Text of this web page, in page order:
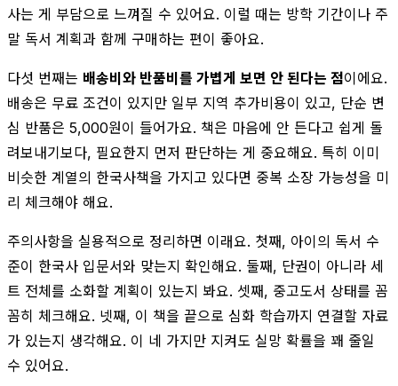
사는 게 부담으로 느껴질 수 있어요. 이럴 때는 방학 기간이나 주
말 독서 계획과 함께 구매하는 편이 좋아요.
다섯 번째는 배송비와 반품비를 가볍게 보면 안 된다는 점이에요.
배송은 무료 조건이 있지만 일부 지역 추가비용이 있고, 단순 변
심 반품은 5,000원이 들어가요. 책은 마음에 안 든다고 쉽게 돌
려보내기보다, 필요한지 먼저 판단하는 게 중요해요. 특히 이미
비슷한 계열의 한국사책을 가지고 있다면 중복 소장 가능성을 미
리 체크해야 해요.
주의사항을 실용적으로 정리하면 이래요. 첫째, 아이의 독서 수
준이 한국사 입문서와 맞는지 확인해요. 둘째, 단권이 아니라 세
트 전체를 소화할 계획이 있는지 봐요. 셋째, 중고도서 상태를 꼼
꼼히 체크해요. 넷째, 이 책을 끝으로 심화 학습까지 연결할 자료
가 있는지 생각해요. 이 네 가지만 지켜도 실망 확률을 꽤 줄일
수 있어요.